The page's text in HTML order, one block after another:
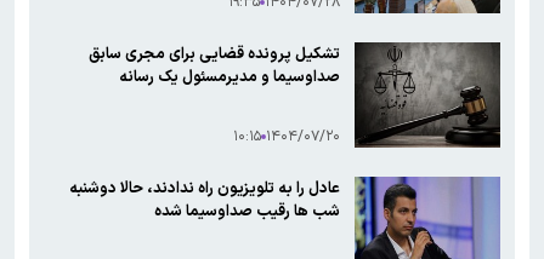
تشکیل پرونده قضایی برای مجری سابق
صداوسیما و مدیرمسئول یک رسانه
۱۴۰۴/۰۷/۲۰ ۱۰:۱۵
عادل را به تلویزیون راه ندادند، حالا دوشنبه
شب ها رقیب صداوسیما شده